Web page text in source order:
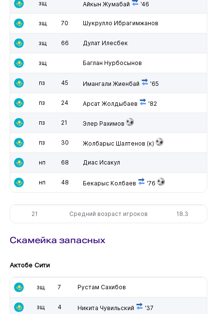
зщ Айкын Жумабай '46
зщ 70 Шукрулло Ибрагимжанов
зщ 66 Дулат Илесбек
зщ Баглан Нурбосынов
пз 45 Имангали Жиенбай '65
пз 24 Арсат Жолдыбаев '82
пз 21 Элер Рахимов
пз 30 Жолбарыс Шалтенов (к)
нп 68 Диас Исакул
нп 48 Бекарыс Колбаев '76
21 Средний возраст игроков 18.3
Скамейка запасных
Актобе Сити
зщ 7 Рустам Сахибов
зщ 4 Никита Чувильский '37